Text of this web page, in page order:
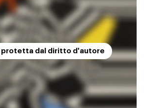
protetta dal diritto d'autore